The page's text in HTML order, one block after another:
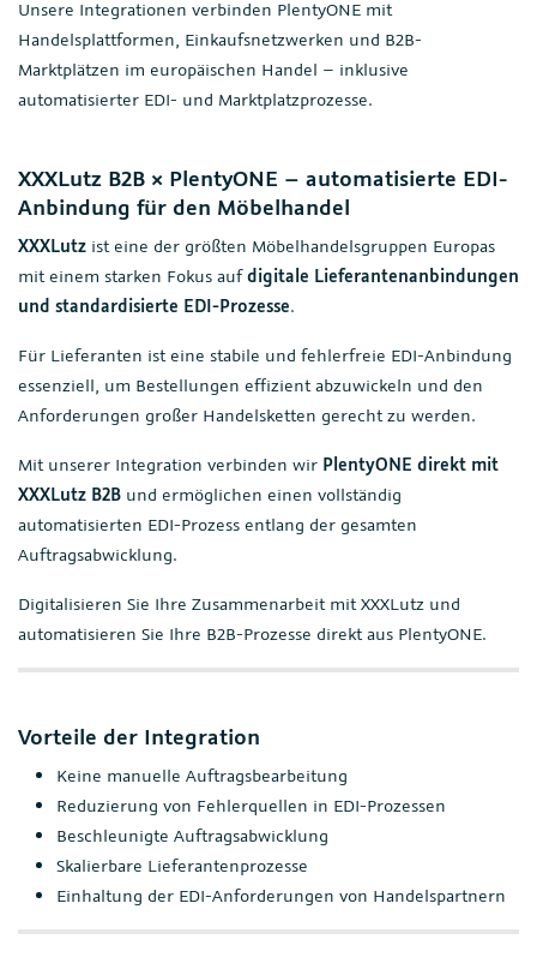
Unsere Integrationen verbinden PlentyONE mit
Handelsplattformen, Einkaufsnetzwerken und B2B-
Marktplätzen im europäischen Handel – inklusive
automatisierter EDI- und Marktplatzprozesse.
XXXLutz B2B × PlentyONE – automatisierte EDI-
Anbindung für den Möbelhandel
XXXLutz ist eine der größten Möbelhandelsgruppen Europas
mit einem starken Fokus aufdigitale Lieferantenanbindungen
und standardisierte EDI-Prozesse.
Für Lieferanten ist eine stabile und fehlerfreie EDI-Anbindung
essenziell, um Bestellungen effizient abzuwickeln und den
Anforderungen großer Handelsketten gerecht zu werden.
Mit unserer Integration verbinden wir PlentyONE direkt mit
XXXLutz B2B und ermöglichen einen vollständig
automatisierten EDI-Prozess entlang der gesamten
Auftragsabwicklung.
Digitalisieren Sie Ihre Zusammenarbeit mit XXXLutz und
automatisieren Sie Ihre B2B-Prozesse direkt aus PlentyONE.
Vorteile der Integration
Keine manuelle Auftragsbearbeitung
Reduzierung von Fehlerquellen in EDI-Prozessen
Beschleunigte Auftragsabwicklung
Skalierbare Lieferantenprozesse
Einhaltung der EDI-Anforderungen von Handelspartnern